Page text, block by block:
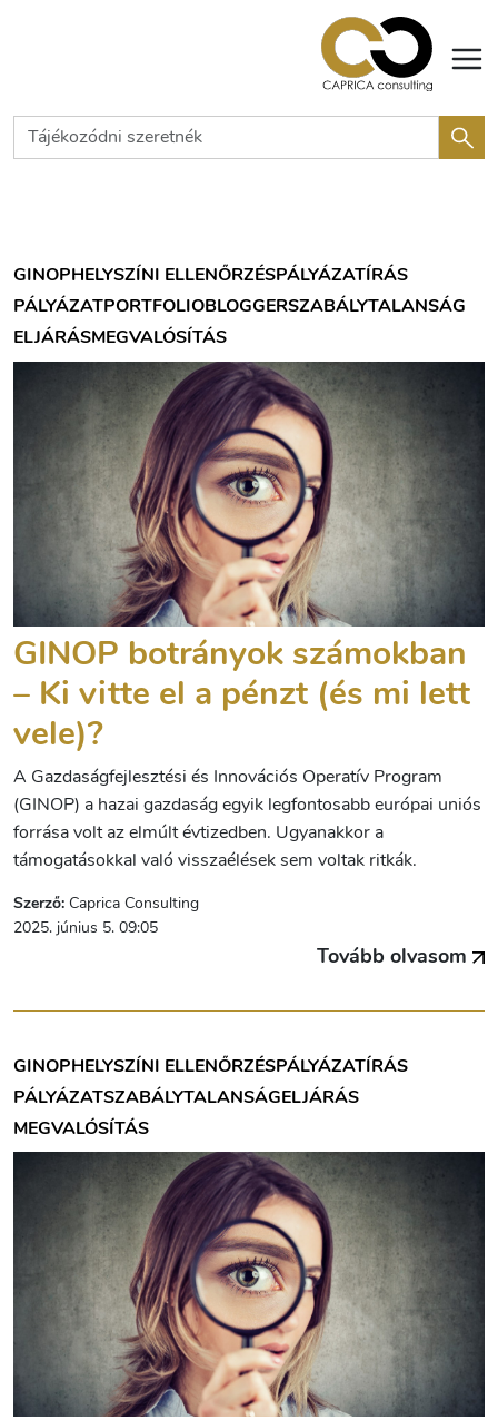
GINOPHELYSZÍNI ELLENŐRZÉSPÁLYÁZATÍRÁS
PÁLYÁZATPORTFOLIOBLOGGERSZABÁLYTALANSÁG
ELJÁRÁSMEGVALÓSÍTÁS
GINOP botrányok számokban
– Ki vitte el a pénzt (és mi lett
vele)?
A Gazdaságfejlesztési és Innovációs Operatív Program
(GINOP) a hazai gazdaság egyik legfontosabb európai uniós
forrása volt az elmúlt évtizedben. Ugyanakkor a
támogatásokkal való visszaélések sem voltak ritkák.
Szerző: Caprica Consulting
2025. június 5. 09:05
Tovább olvasom
GINOPHELYSZÍNI ELLENŐRZÉSPÁLYÁZATÍRÁS
PÁLYÁZATSZABÁLYTALANSÁGELJÁRÁS
MEGVALÓSÍTÁS